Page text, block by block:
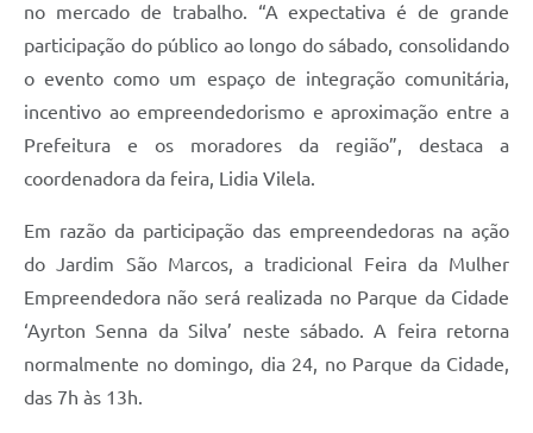
no mercado de trabalho. “A expectativa é de grande
participação do público ao longo do sábado, consolidando
o evento como um espaço de integração comunitária,
incentivo ao empreendedorismo e aproximação entre a
Prefeitura e os moradores da região”, destaca a
coordenadora da feira, Lidia Vilela.
Em razão da participação das empreendedoras na ação
do Jardim São Marcos, a tradicional Feira da Mulher
Empreendedora não será realizada no Parque da Cidade
‘Ayrton Senna da Silva’ neste sábado. A feira retorna
normalmente no domingo, dia 24, no Parque da Cidade,
das 7h às 13h.